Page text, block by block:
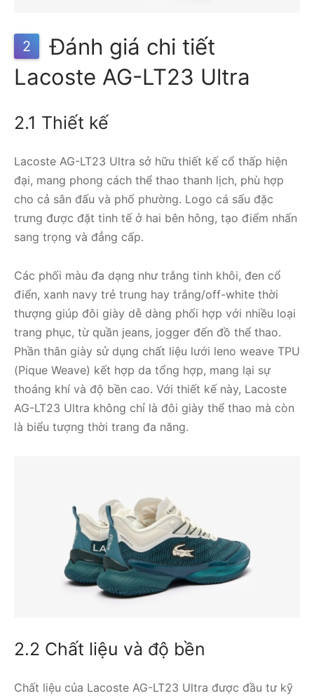
2
Đánh giá chi tiết
Lacoste AG-LT23 Ultra
2.1 Thiết kế
Lacoste AG-LT23 Ultra sở hữu thiết kế cổ thấp hiện
đại, mang phong cách thể thao thanh lịch, phù hợp
cho cả sân đấu và phố phường. Logo cá sấu đặc
trưng được đặt tinh tế ở hai bên hông, tạo điểm nhấn
sang trọng và đẳng cấp.
Các phối màu đa dạng như trắng tinh khôi, đen cổ
điển, xanh navy trẻ trung hay trắng/off-white thời
thượng giúp đôi giày dễ dàng phối hợp với nhiều loại
trang phục, từ quần jeans, jogger đến đồ thể thao.
Phần thân giày sử dụng chất liệu lưới leno weave TPU
(Pique Weave) kết hợp da tổng hợp, mang lại sự
thoáng khí và độ bền cao. Với thiết kế này, Lacoste
AG-LT23 Ultra không chỉ là đôi giày thể thao mà còn
là biểu tượng thời trang đa năng.
2.2 Chất liệu và độ bền
Chất liệu của Lacoste AG-LT23 Ultra được đầu tư kỹ